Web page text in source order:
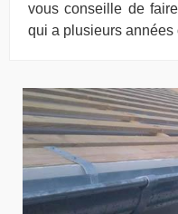
vous conseille de
qui a plusieurs années